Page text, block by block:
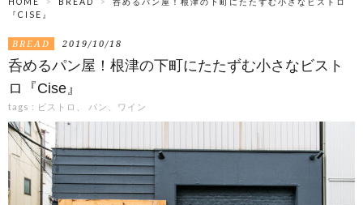
『CISE』
BREAD 2019/10/18
呑めるパン屋！根津の下町にたたずむ小さなビスト
ロ『Cise』
tags : ビストロ、 パン、ワイン